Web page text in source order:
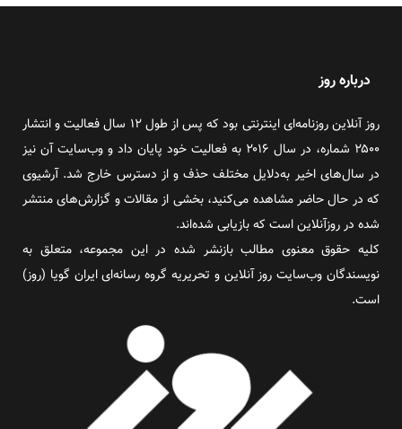
درباره روز
روز آنلاین روزنامه‌ای اینترنتی بود که پس از طول ۱۲ سال فعالیت و انتشار
۲۵۰۰ شماره، در سال ۲۰۱۶ به فعالیت خود پایان داد و وب‌سایت آن نیز
در سال‌های اخیر به‌دلایل مختلف حذف و از دسترس خارج شد. آرشیوی
که در حال حاضر مشاهده می‌کنید، بخشی از مقالات و گزارش‌های منتشر
شده در روزآنلاین است که بازیابی شده‌اند.
کلیه حقوق معنوی مطالب بازنشر شده در این مجموعه، متعلق به
نویسندگان وب‌سایت روز آنلاین و تحریریه گروه رسانه‌ای ایران گویا (روز)
است.